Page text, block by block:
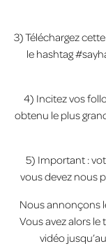
3) Téléchargez
le hashtag
4) Incitez vos
obtenu le plus
5) Important :
vous devez nous
Nous annonçons
Vous avez alors
vidéo